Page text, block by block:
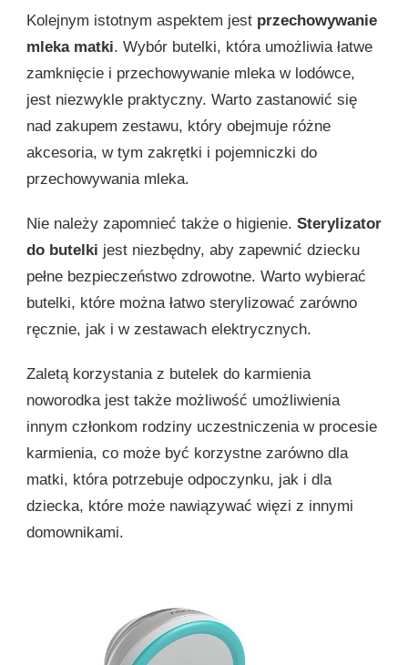
Kolejnym istotnym aspektem jest przechowywanie
mleka matki. Wybór butelki, która umożliwia łatwe
zamknięcie i przechowywanie mleka w lodówce,
jest niezwykle praktyczny. Warto zastanowić się
nad zakupem zestawu, który obejmuje różne
akcesoria, w tym zakrętki i pojemniczki do
przechowywania mleka.
Nie należy zapomnieć także o higienie. Sterylizator
do butelki jest niezbędny, aby zapewnić dziecku
pełne bezpieczeństwo zdrowotne. Warto wybierać
butelki, które można łatwo sterylizować zarówno
ręcznie, jak i w zestawach elektrycznych.
Zaletą korzystania z butelek do karmienia
noworodka jest także możliwość umożliwienia
innym członkom rodziny uczestniczenia w procesie
karmienia, co może być korzystne zarówno dla
matki, która potrzebuje odpoczynku, jak i dla
dziecka, które może nawiązywać więzi z innymi
domownikami.